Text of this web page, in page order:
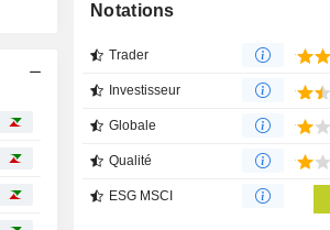
Notations
Trader
Investisseur
Globale
Qualité
ESG MSCI